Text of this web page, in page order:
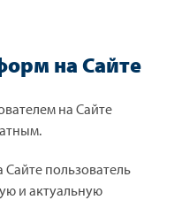
на Сайте
на Сайте
пользователь
и актуальную